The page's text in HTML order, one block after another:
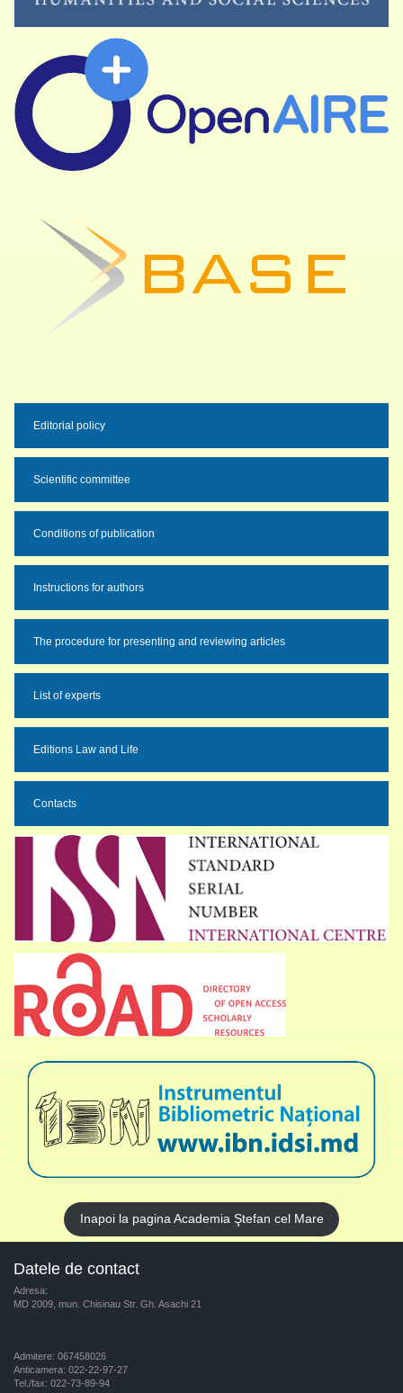
Editorial policy
Scientific committee
Conditions of publication
Instructions for authors
The procedure for presenting and reviewing articles
List of experts
Editions Law and Life
Contacts
Inapoi la pagina Academia Ştefan cel Mare
Datele de contact
Adresa:
MD 2009, mun. Chisinau Str. Gh. Asachi 21
Admitere: 067458026
Anticamera: 022-22-97-27
Tel./fax: 022-73-89-94